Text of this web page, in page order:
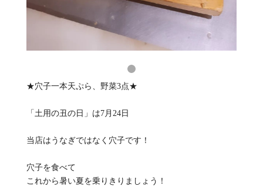
★穴子一本天ぷら、野菜3点★
「土用の丑の日」は7月24日
当店はうなぎではなく穴子です！
穴子を食べて
これから暑い夏を乗りきりましょう！